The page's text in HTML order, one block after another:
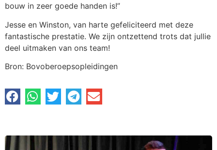
bouw in zeer goede handen is!”
Jesse en Winston, van harte gefeliciteerd met deze
fantastische prestatie. We zijn ontzettend trots dat jullie
deel uitmaken van ons team!
Bron: Bovoberoepsopleidingen